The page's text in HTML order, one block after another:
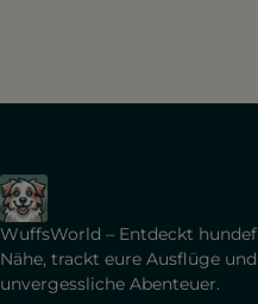
WuffsWorld – Entdeckt
Nähe, trackt eure Ausflüge
unvergessliche Abenteuer.